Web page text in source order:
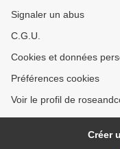
Signaler un abus
C.G.U.
Cookies et données
Préférences cookies
Voir le profil de
Créer